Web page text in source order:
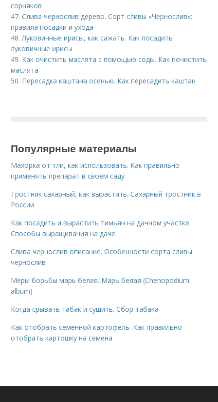
сорняков
47.Слива чернослив дерево. Сорт сливы «Чернослив»:
правила посадки и ухода
48.Луковичные ирисы, как сажать. Как посадить
луковичные ирисы
49. Как очистить маслята с помощью соды. Как почистить
маслята
50. Пересадка каштана осенью. Как пересадить каштан
Популярные материалы
Махорка от тли, как использовать. Как правильно
применять препарат в своём саду
Тростник сахарный, как вырастить. Сахарный тростник в
России
Как посадить и вырастить тимьян на дачном участке.
Способы выращивания на даче
Слива чернослив описание. Особенности сорта сливы
чернослив
Меры борьбы марь белая. Марь белая (Chenopodium
album)
Когда срывать табак и сушить. Сбор табака
Как отобрать семенной картофель. Как правильно
отобрать картошку на семена